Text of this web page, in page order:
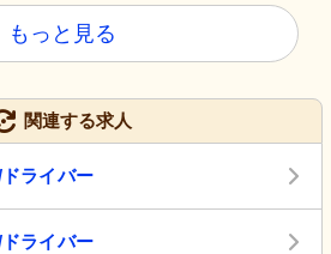
もっと見る
関連する求人
ライバー
ライバー